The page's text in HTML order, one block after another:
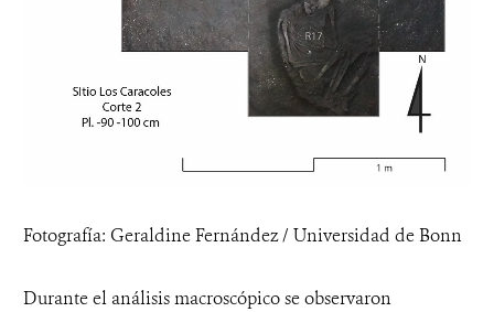
Fotografía: Geraldine Fernández / Universidad de Bonn
Durante el análisis macroscópico se observaron